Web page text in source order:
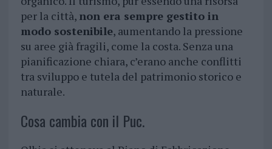
per la città, non era sempre gestito in
modo sostenibile, aumentando la pressione
su aree già fragili, come la costa. Senza una
pianificazione chiara, c’erano anche conflitti
tra sviluppo e tutela del patrimonio storico e
naturale.
Cosa cambia con il Puc.